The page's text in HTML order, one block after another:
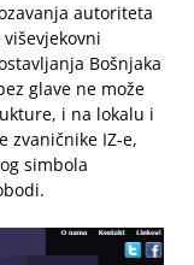
autoriteta
Bošnjaka
glave ne može
i na lokalu i
zvaničnike IZ-e,
simbola